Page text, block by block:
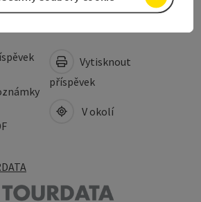
Vytisknout
příspěvek
V okolí